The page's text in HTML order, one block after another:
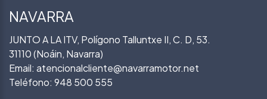
NAVARRA
JUNTO A LA ITV, Polígono Talluntxe II, C. D, 53.
31110 (Noáin, Navarra)
Email: atencionalcliente@navarramotor.net
Teléfono: 948 500 555